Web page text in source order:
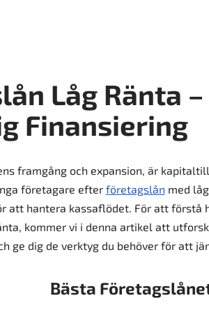
Låg Ränta
Finansiering
framgång och expansion, är
företagare efter företagslån med
att hantera kassaflödet. För att förstå
kommer vi i denna artikel att
ge dig de verktyg du behöver för att
Bästa